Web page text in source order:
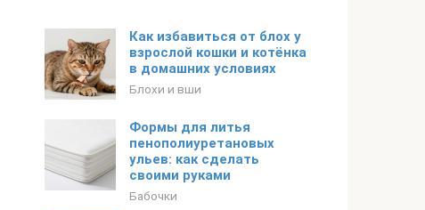
Как избавиться от блох у
взрослой кошки и котёнка
в домашних условиях
Блохи и вши
Формы для литья
пенополиуретановых
ульев: как сделать
своими руками
Бабочки